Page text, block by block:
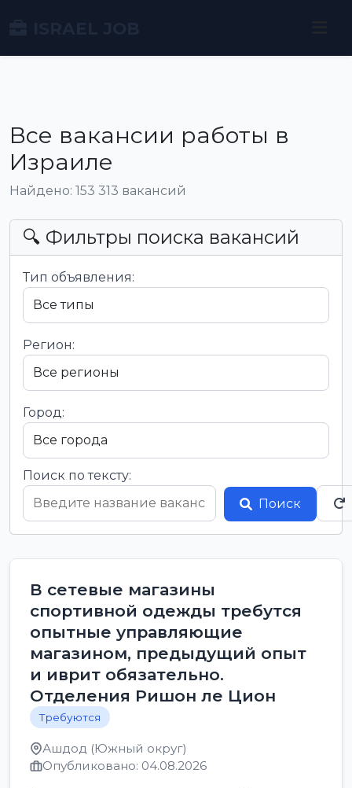
Все вакансии работы в
Израиле
Найдено: 153 313 вакансий
🔍 Фильтры поиска вакансий
Тип объявления:
Регион:
Город:
Поиск по тексту:
Поиск
В сетевые магазины
спортивной одежды требутся
опытные управляющие
магазином, предыдущий опыт
и иврит обязательно.
Отделения Ришон ле Цион
Требуются
Ашдод (Южный округ)
Опубликовано: 04.08.2026